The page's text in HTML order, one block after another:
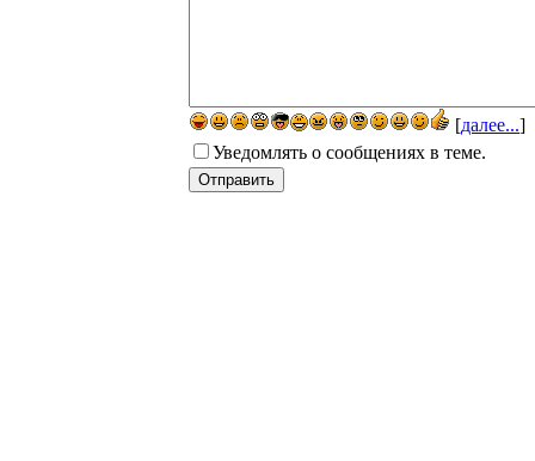
[далее...]
Уведомлять о сообщениях в теме.